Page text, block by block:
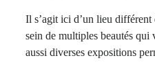
Il s’agit ici d’un lieu différent
sein de multiples beautés
aussi diverses expositions